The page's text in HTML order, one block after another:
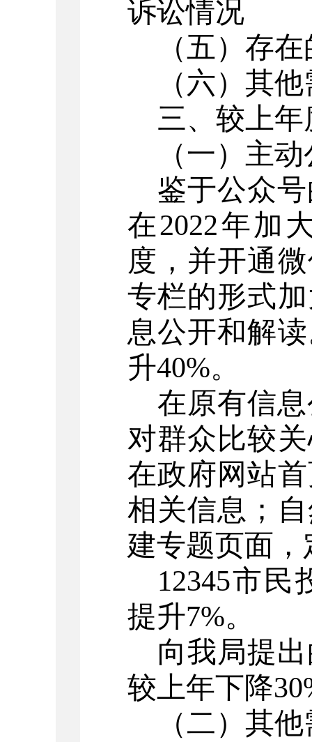
诉讼情况
（五）存
（六） 其他
三、较上
（一）主
鉴于公众
在2022年加
度，并开通
专栏的形式
息公开和解
升40%。
在原有信
对群众比较
在政府网站
相关信息 ；
建专题页面，
12345市民
提升7%。
向我局提
较上年下降
（二） 其他